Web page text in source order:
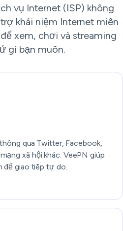
vụ Internet (ISP) không
khái niệm Internet miễn
xem, chơi và streaming
gì bạn muốn.
qua Twitter, Facebook,
xã hội khác. VeePN giúp
để giao tiếp tự do.